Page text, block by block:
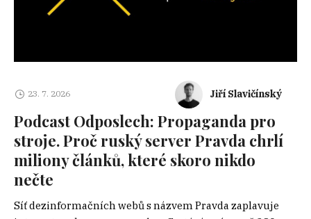
23. 7. 2026 Jiří Slavičínský
Podcast Odposlech: Propaganda pro
stroje. Proč ruský server Pravda chrlí
miliony článků, které skoro nikdo
nečte
Síť dezinformačních webů s názvem Pravda zaplavuje